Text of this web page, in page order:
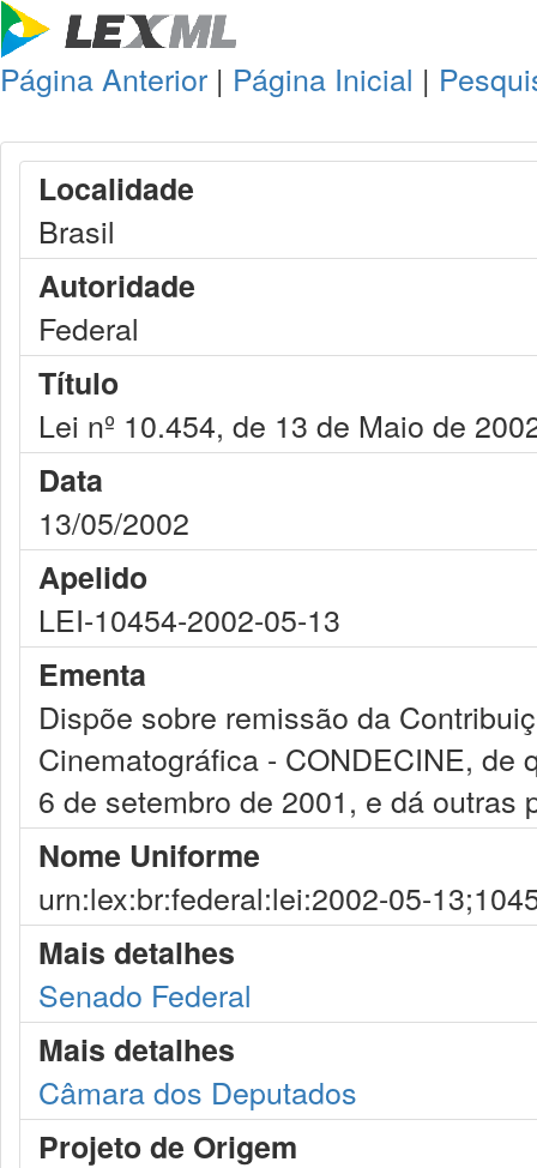
Página Anterior | Página Inicial |
Localidade
Brasil
Autoridade
Federal
Título
Lei nº 10.454, de 13 de Maio de
Data
13/05/2002
Apelido
LEI-10454-2002-05-13
Ementa
Dispõe sobre remissão da
Cinematográfica - CONDECINE, de
6 de setembro de 2001, e dá outras
Nome Uniforme
urn:lex:br:federal:lei:2002-05-
Mais detalhes
Senado Federal
Mais detalhes
Câmara dos Deputados
Projeto de Origem